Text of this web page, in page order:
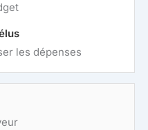
les dépenses